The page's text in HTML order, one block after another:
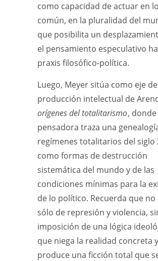
como capacidad de actuar en lo
común, en la pluralidad del
que posibilita un
el pensamiento especulativo
praxis filosófico-política.
Luego, Meyer sitúa como eje
producción intelectual de
orígenes del totalitarismo, donde
pensadora traza una
regímenes totalitarios del siglo
como formas de destrucción
sistemática del mundo y de las
condiciones mínimas para la
de lo político. Recuerda que no
sólo de represión y violencia,
imposición de una lógica
que niega la realidad concreta y
produce una ficción total que